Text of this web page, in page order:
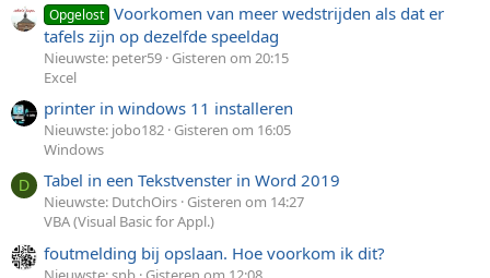
Opgelost Voorkomen van meer wedstrijden als dat er
tafels zijn op dezelfde speeldag
Nieuwste: peter59 Gisteren om 20:15
Excel
printer in windows 11 installeren
Nieuwste: jobo182 Gisteren om 16:05
Windows
D Tabel in een Tekstvenster in Word 2019
Nieuwste: DutchOirs Gisteren om 14:27
VBA (Visual Basic for Appl.)
foutmelding bij opslaan. Hoe voorkom ik dit?